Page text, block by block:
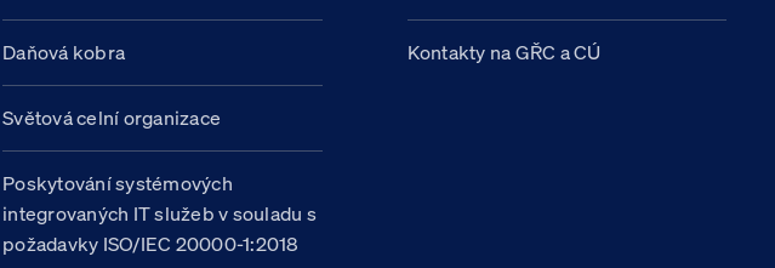
Daňová kobra
Světová celní organizace
Poskytování systémových
integrovaných IT služeb v souladu s
požadavky ISO/IEC 20000-1:2018
Kontakty na GŘC a CÚ